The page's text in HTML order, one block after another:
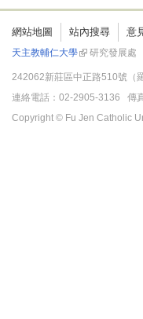
網站地圖 站內搜尋 意
天主教輔仁大學 研究發展處
242062新莊區中正路510號（
連絡電話：02-2905-3136 傳
Copyright © Fu Jen Catholic